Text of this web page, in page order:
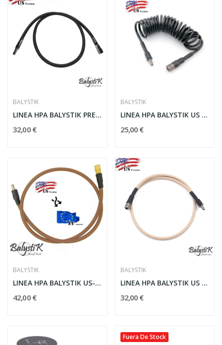
BALYSTIK
LINEA HPA BALYSTIK PREMIUM US NEGRA
32,00 €
BALYSTIK
LINEA HPA BALYSTIK US ESPIRAL NEGRA
25,00 €
BALYSTIK
LINEA HPA BALYSTIK US-EU BEIGE
42,00 €
BALYSTIK
LINEA HPA BALYSTIK US BEIGE
32,00 €
Fuera De Stock